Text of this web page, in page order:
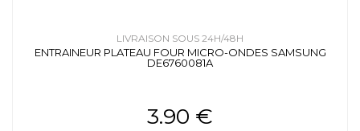
LIVRAISON SOUS 24H/48H
ENTRAINEUR PLATEAU FOUR MICRO-ONDES SAMSUNG
DE6760081A
3.90 €